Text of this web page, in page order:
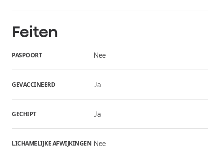
Feiten
PASPOORT Nee
GEVACCINEERD Ja
GECHIPT Ja
LICHAMELIJKE AFWIJKINGEN Nee